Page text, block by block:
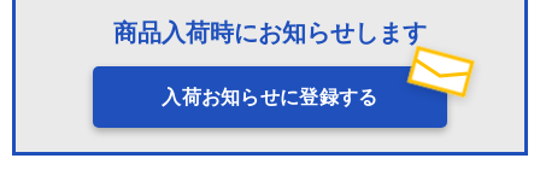
商品入荷時にお知らせします
入荷お知らせに登録する